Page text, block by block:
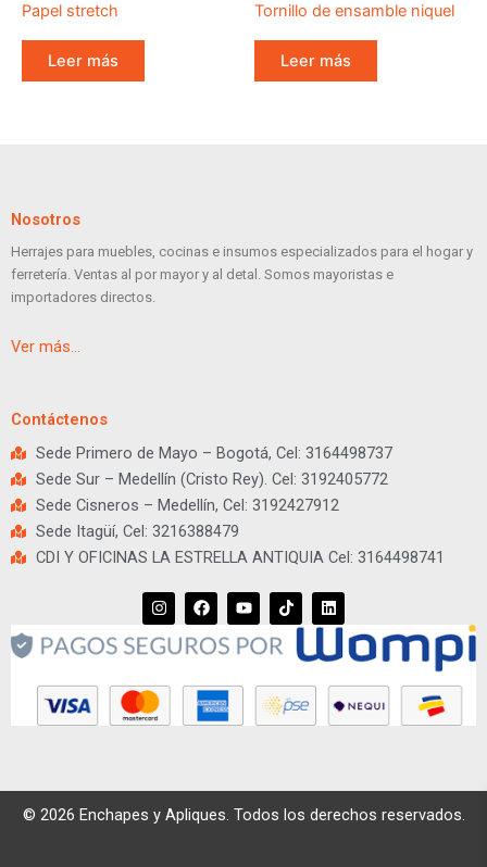
Papel stretch
Leer más
Tornillo de ensamble niquel
Leer más
Nosotros
Herrajes para muebles, cocinas e insumos especializados para el hogar y
ferretería. Ventas al por mayor y al detal. Somos mayoristas e
importadores directos.
Ver más…
Contáctenos
Sede Primero de Mayo – Bogotá, Cel: 3164498737
Sede Sur – Medellín (Cristo Rey). Cel: 3192405772
Sede Cisneros – Medellín, Cel: 3192427912
Sede Itagüí, Cel: 3216388479
CDI Y OFICINAS LA ESTRELLA ANTIQUIA Cel: 3164498741
I
n
s
t
g
r
a
m
F
a
c
e
o
o
k
Y
o
u
t
b
T
i
k
k
L
i
n
k
e
d
n
© 2026 Enchapes y Apliques. Todos los derechos reservados.